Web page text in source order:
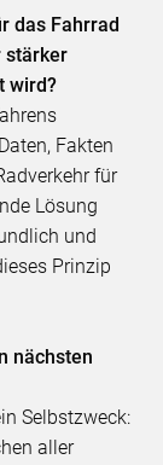
das Fahrrad
stärker
wird?
Fakten
für
Lösung
und
Prinzip
nächsten
Selbstzweck:
aller